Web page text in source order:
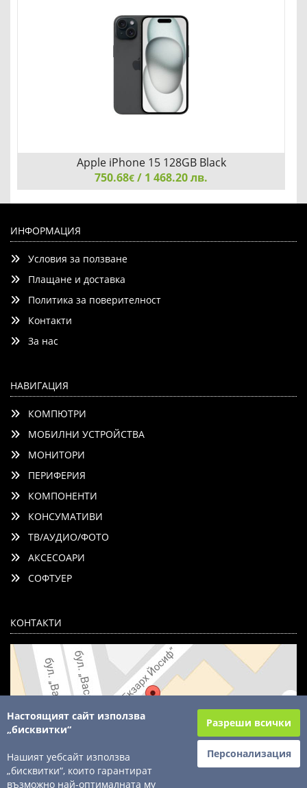
Добави
Apple iPhone 15 128GB Black
750.68€ / 1 468.20 лв.
ИНФОРМАЦИЯ
Условия за ползване
Плащане и доставка
Политика за поверителност
Контакти
За нас
НАВИГАЦИЯ
КОМПЮТРИ
МОБИЛНИ УСТРОЙСТВА
МОНИТОРИ
ПЕРИФЕРИЯ
КОМПОНЕНТИ
КОНСУМАТИВИ
ТВ/АУДИО/ФОТО
АКСЕСОАРИ
СОФТУЕР
КОНТАКТИ
Настоящият сайт използва
„бисквитки“
Нашият уебсайт използва
„бисквитки“, които гарантират
възможно най-оптималната му
Разреши всички
Персонализация